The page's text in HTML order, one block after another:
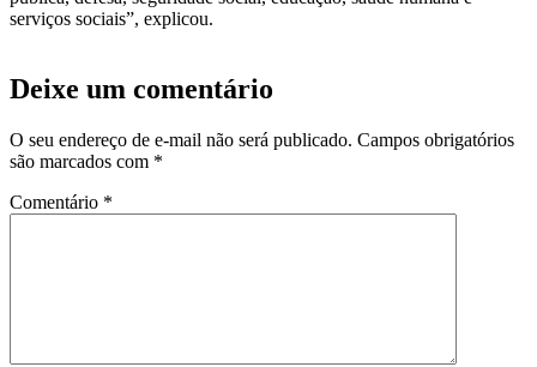
serviços sociais”, explicou.
Deixe um comentário
O seu endereço de e-mail não será publicado. Campos obrigatórios
são marcados com *
Comentário *